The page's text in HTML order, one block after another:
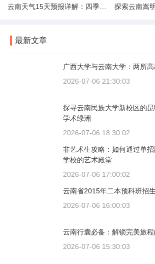
最新文章
广西大学与云南大学：两所
2026-07-06 21:30:03
探寻云南民族大学新校区的
学术绿洲
2026-07-06 18:30:02
非艺术生攻略：如何通过单
学校的艺术殿堂
2026-07-06 17:00:02
云南省2015年二本预科班招
2026-07-06 16:00:03
云南行囊必备：解锁完美旅
2026-07-06 15:30:03